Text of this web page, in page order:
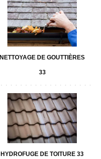
NETTOYAGE DE GOUTTIÈRES
33
HYDROFUGE DE TOITURE 33